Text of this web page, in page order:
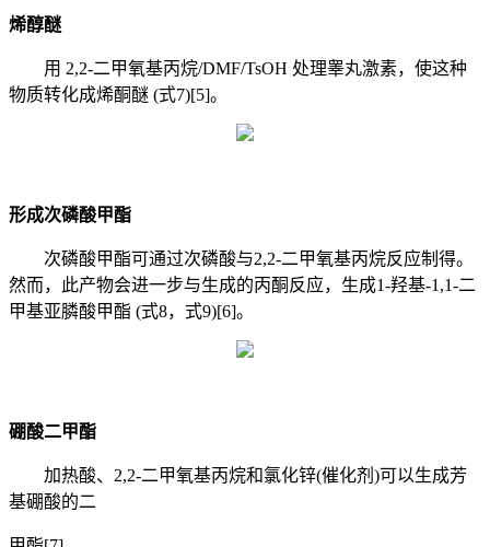
烯醇醚
用 2,2-二甲氧基丙烷/DMF/TsOH 处理睾丸激素，使这种
物质转化成烯酮醚 (式7)[5]。
形成次磷酸甲酯
次磷酸甲酯可通过次磷酸与2,2-二甲氧基丙烷反应制得。
然而，此产物会进一步与生成的丙酮反应，生成1-羟基-1,1-二
甲基亚膦酸甲酯 (式8，式9)[6]。
硼酸二甲酯
加热酸、2,2-二甲氧基丙烷和氯化锌(催化剂)可以生成芳
基硼酸的二